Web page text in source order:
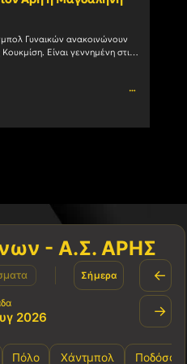
Γυναικών ανακοινώνουν
Είναι γεννημένη στις
- Α.Σ. ΑΡΗΣ
Σήμερα ←
2026 →
Πόλο Χάντμπολ